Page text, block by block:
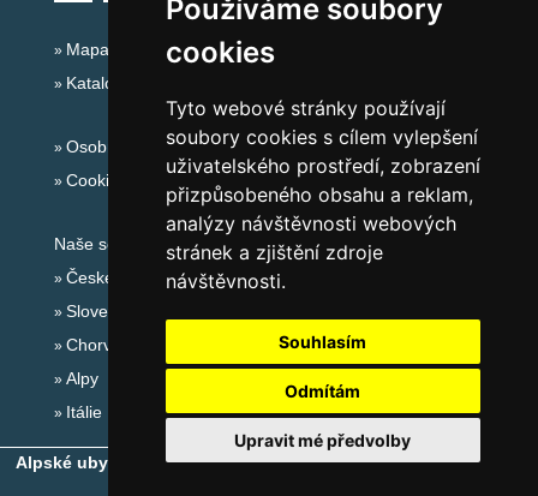
Používáme soubory
cookies
Tyto webové stránky používají
soubory cookies s cílem vylepšení
uživatelského prostředí, zobrazení
přizpůsobeného obsahu a reklam,
analýzy návštěvnosti webových
stránek a zjištění zdroje
návštěvnosti.
Souhlasím
Odmítám
Upravit mé předvolby
Mapa serveru Alpy - Rakousko
Katalog ubytování
Osobní údaje
Cookies
Naše servery:
České hory
Slovenské hory
Chorvatsko
Alpy
Itálie
Alpské ubytování, alpské turistické oblasti, alpské ski areály